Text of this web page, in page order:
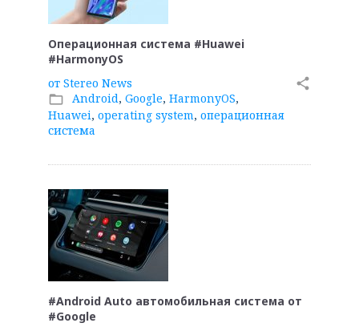
Операционная система #Huawei
#HarmonyOS
от Stereo News
folder_open Android, Google, HarmonyOS,
Huawei, operating system, операционная
система
share
#Android Auto автомобильная система от
#Google